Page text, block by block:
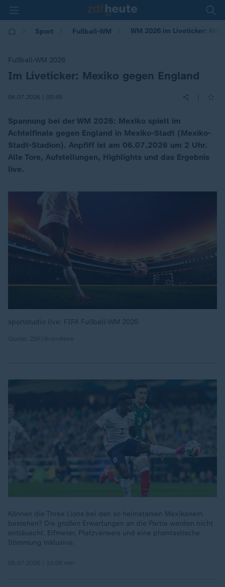
Sport Fußball-WM WM 2026 im Liveticker:
Fußball-WM 2026
:
Im Liveticker: Mexiko gegen England
06.07.2026 | 00:45
Spannung bei der WM 2026: Mexiko spielt im
Achtelfinale gegen England in Mexiko-Stadt (Mexiko-
Stadt-Stadion). Anpfiff ist am 06.07.2026 um 2 Uhr.
Alle Tore, Aufstellungen, Highlights und das Ergebnis
live.
sportstudio live: FIFA Fußball-WM 2026
Können die Three Lions bei den so heimstarken Mexikanern
bestehen? Die großen Erwartungen an die Partie werden nicht
enttäuscht. Elfmeter, Platzverweis und eine phantastische
Stimmung inklusive.